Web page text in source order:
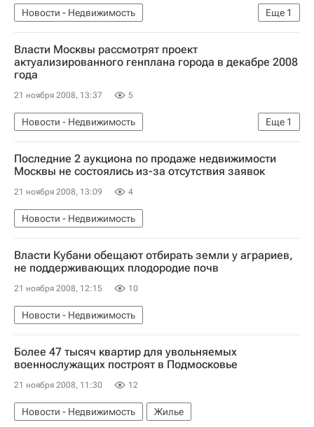
Еще 1
Новости - Недвижимость
Коммерческая недвижимость
Власти Москвы рассмотрят проект
актуализированного генплана города в декабре 2008
года
21 ноября 2008, 13:37 5
Еще 1
Новости - Недвижимость
ПЗЗ и Генплан в Москве
Последние 2 аукциона по продаже недвижимости
Москвы не состоялись из-за отсутствия заявок
21 ноября 2008, 13:09 4
Новости - Недвижимость
Власти Кубани обещают отбирать земли у аграриев,
не поддерживающих плодородие почв
21 ноября 2008, 12:15 10
Новости - Недвижимость
Более 47 тысяч квартир для увольняемых
военнослужащих построят в Подмосковье
21 ноября 2008, 11:30 12
Новости - Недвижимость Жилье